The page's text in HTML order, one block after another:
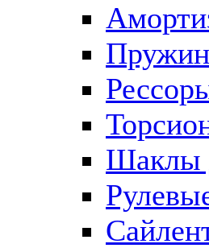
Шаклы